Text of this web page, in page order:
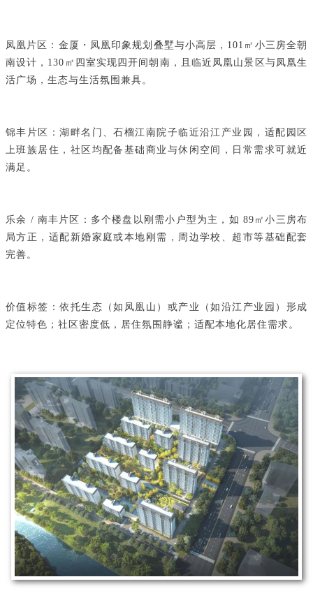
凤凰片区：金厦・凤凰印象规划叠墅与小高层，101㎡小三房全朝
南设计，130㎡四室实现四开间朝南，且临近凤凰山景区与凤凰生
活广场，生态与生活氛围兼具。
锦丰片区：湖畔名门、石榴江南院子临近沿江产业园，适配园区
上班族居住，社区均配备基础商业与休闲空间，日常需求可就近
满足。
乐余 / 南丰片区：多个楼盘以刚需小户型为主，如 89㎡小三房布
局方正，适配新婚家庭或本地刚需，周边学校、超市等基础配套
完善。
价值标签：依托生态（如凤凰山）或产业（如沿江产业园）形成
定位特色；社区密度低，居住氛围静谧；适配本地化居住需求。